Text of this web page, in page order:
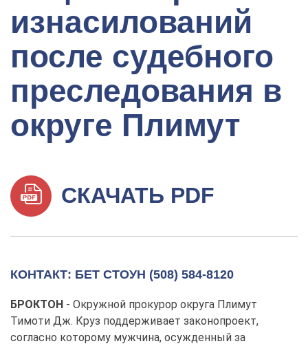
изнасилований
после судебного
преследования в
округе Плимут
СКАЧАТЬ PDF
КОНТАКТ: БЕТ СТОУН (508) 584-8120
БРОКТОН - Окружной прокурор округа Плимут
Тимоти Дж. Круз поддерживает законопроект,
согласно которому мужчина, осужденный за